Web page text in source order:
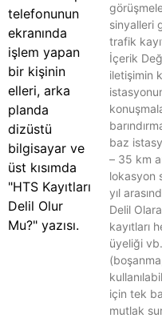
sinyalleri
trafik
İçerik
iletişimin
baz
– 35 km
lokasyon
yıl
Delil
kayıtları
üyeliği
için tek
mutlak